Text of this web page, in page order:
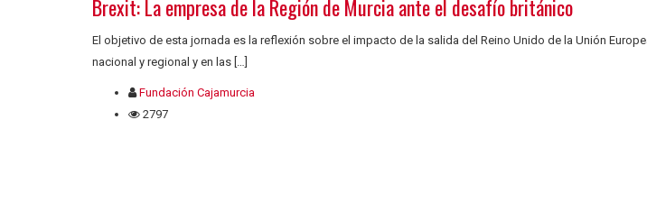
Brexit: La empresa de la Región de Murcia ante el desafío británico
El objetivo de esta jornada es la reflexión sobre el impacto de la salida del Reino Unido de la Unión
nacional y regional y en las […]
Fundación Cajamurcia
2797